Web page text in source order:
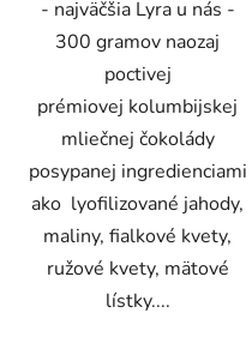
- najväčšia Lyra u nás -
300 gramov naozaj
poctivej
prémiovej kolumbijskej
mliečnej čokolády
posypanej ingredienciami
ako lyofilizované jahody,
maliny, fialkové kvety,
ružové kvety, mätové
lístky....